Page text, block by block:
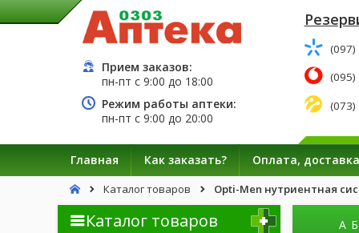
Прием заказов:
пн-пт с9:00 до 18:00
Режим работы аптеки:
пн-пт с9:00 до 20:00
(097)
(095)
(073)
Главная Как заказать? Оплата, доставка
Каталог товаров Opti-Men нутриентная
Каталог товаров А Б